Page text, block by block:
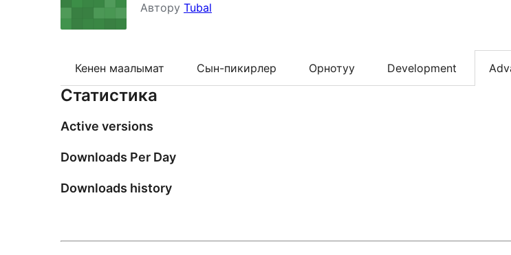
Автору Tubal
Кенен маалымат Сын-пикирлер Орнотуу Development
Статистика
Active versions
Downloads Per Day
Downloads history